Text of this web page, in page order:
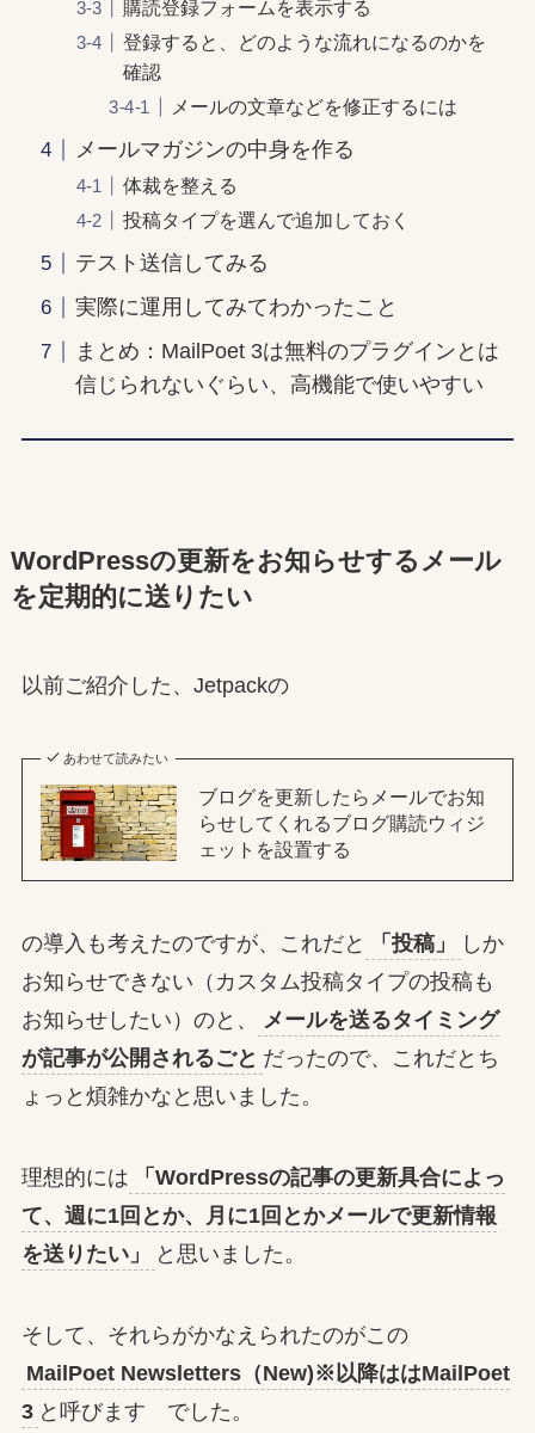
購読登録フォームを表示する
登録すると、どのような流れになるのかを
確認
メールの文章などを修正するには
メールマガジンの中身を作る
体裁を整える
投稿タイプを選んで追加しておく
テスト送信してみる
実際に運用してみてわかったこと
まとめ：MailPoet 3は無料のプラグインとは
信じられないぐらい、高機能で使いやすい
WordPressの更新をお知らせするメール
を定期的に送りたい
以前ご紹介した、Jetpackの
あわせて読みたい
ブログを更新したらメールでお知
らせしてくれるブログ購読ウィジ
ェットを設置する
の導入も考えたのですが、これだと 「投稿」
しか
お知らせできない（カスタム投稿タイプの投稿も
お知らせしたい）のと、
メールを送るタイミング
が記事が公開されるごと だったので、これだとち
ょっと煩雑かなと思いました。
理想的には
「WordPressの記事の更新具合によっ
て、週に1回とか、月に1回とかメールで更新情報
を送りたい」
と思いました。
そして、それらがかなえられたのがこの
MailPoet Newsletters（New)※以降ははMailPoet
3 と呼びます でした。